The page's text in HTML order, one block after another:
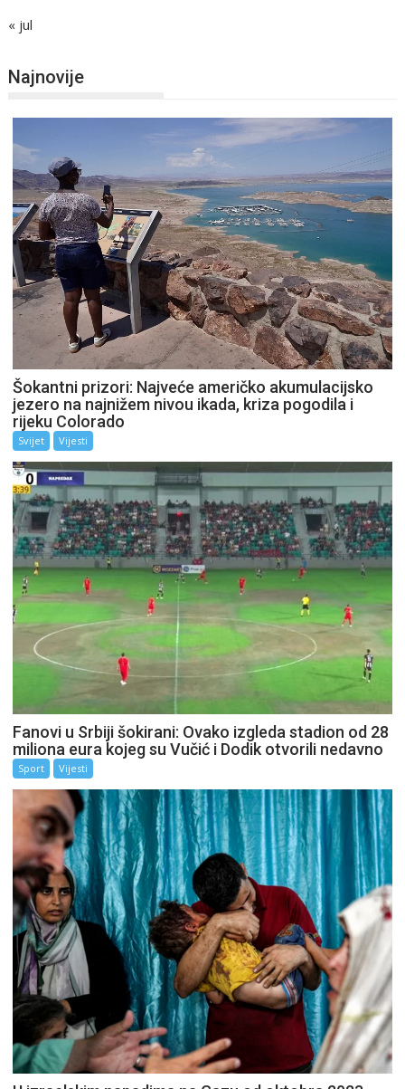
« jul
Najnovije
Šokantni prizori: Najveće američko akumulacijsko
jezero na najnižem nivou ikada, kriza pogodila i
rijeku Colorado
Svijet Vijesti
Fanovi u Srbiji šokirani: Ovako izgleda stadion od 28
miliona eura kojeg su Vučić i Dodik otvorili nedavno
Sport Vijesti